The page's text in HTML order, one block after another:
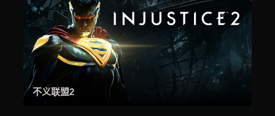
不义联盟2